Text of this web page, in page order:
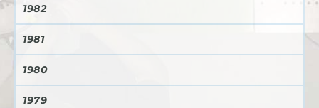
1982
1981
1980
1979